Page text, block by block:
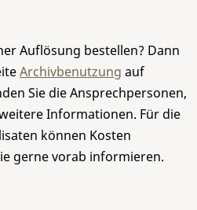
Auflösung bestellen? Dann
Archivbenutzung auf
Sie die Ansprechpersonen,
Informationen. Für die
können Kosten
gerne vorab informieren.